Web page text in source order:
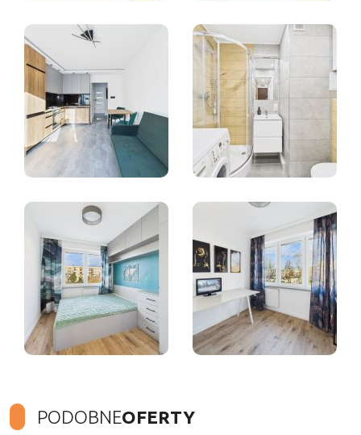
PODOBNEOFERTY